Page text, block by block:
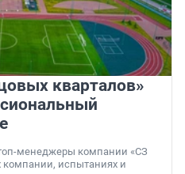
кварталов»
менеджеры компании «СЗ
компании, испытаниях и